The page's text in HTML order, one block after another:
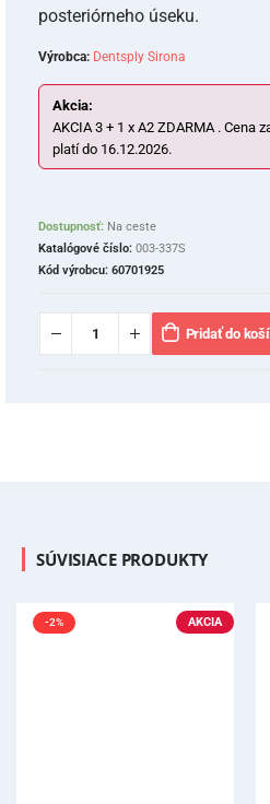
posteriórneho úseku.
Výrobca: Dentsply Sirona
Akcia:
AKCIA 3 + 1 x A2 ZDARMA . Cena
platí do 16.12.2026.
Dostupnosť: Na ceste
Katalógové číslo: 003-337S
Kód výrobcu: 60701925
Pridať do
SÚVISIACE PRODUKTY